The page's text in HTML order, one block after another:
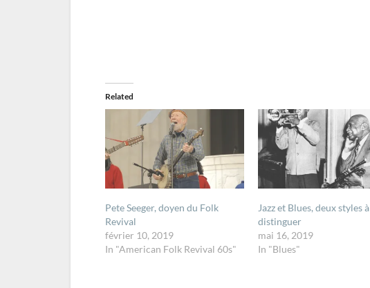
Related
Pete Seeger, doyen du Folk
Revival
février 10, 2019
In "American Folk Revival 60s"
Jazz et Blues, deux styles à
distinguer
mai 16, 2019
In "Blues"